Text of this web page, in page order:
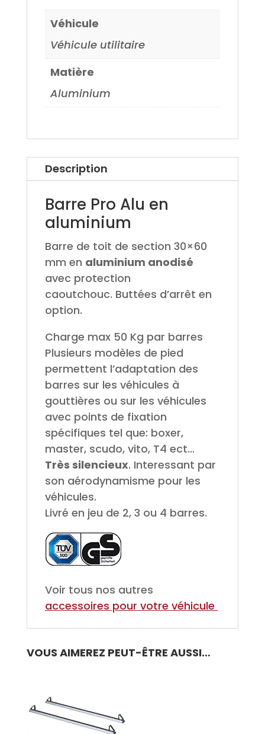
Véhicule
Véhicule utilitaire
Matière
Aluminium
Description
Barre Pro Alu en
aluminium
Barre de toit de section 30×60
mm en aluminium anodisé
avec protection
caoutchouc. Buttées d’arrêt en
option.
Charge max 50 Kg par barres
Plusieurs modèles de pied
permettent l’adaptation des
barres sur les véhicules à
gouttières ou sur les véhicules
avec points de fixation
spécifiques tel que: boxer,
master, scudo, vito, T4 ect…
Très silencieux. Interessant par
son aérodynamisme pour les
véhicules.
Livré en jeu de 2, 3 ou 4 barres.
Voir tous nos autres
accessoires pour votre véhicule
VOUS AIMEREZ PEUT-ÊTRE AUSSI…